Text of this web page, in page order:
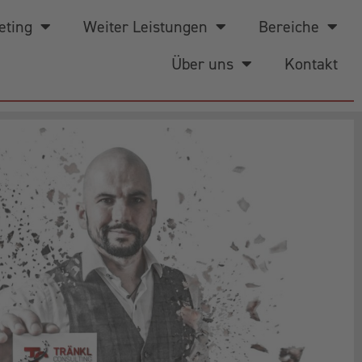
Weiter Leistungen
Bereiche
Über uns
Kontakt